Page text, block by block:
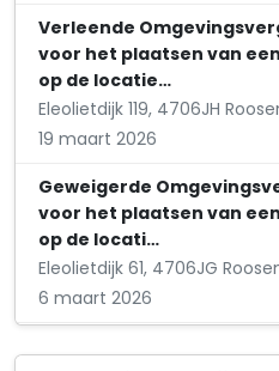
Verleende
voor het plaatsen van
op de locatie…
Eleolietdijk 119, 4706JH
19 maart 2026
Geweigerde
voor het plaatsen van
op de locati…
Eleolietdijk 61, 4706JG
6 maart 2026